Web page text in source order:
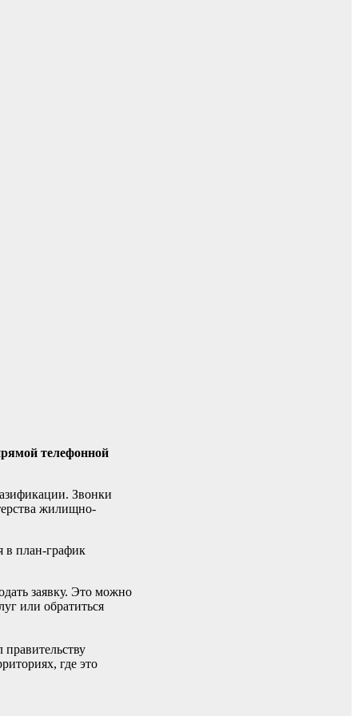
телефонной
Звонки
жилищно-
в план-график
заявку. Это можно
или обратиться
где это